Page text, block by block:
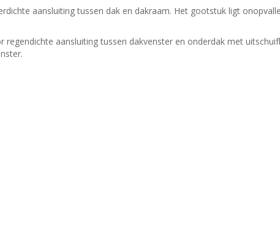
aansluiting tussen dak en dakraam. Het gootstuk ligt
aansluiting tussen dakvenster en onderdak met